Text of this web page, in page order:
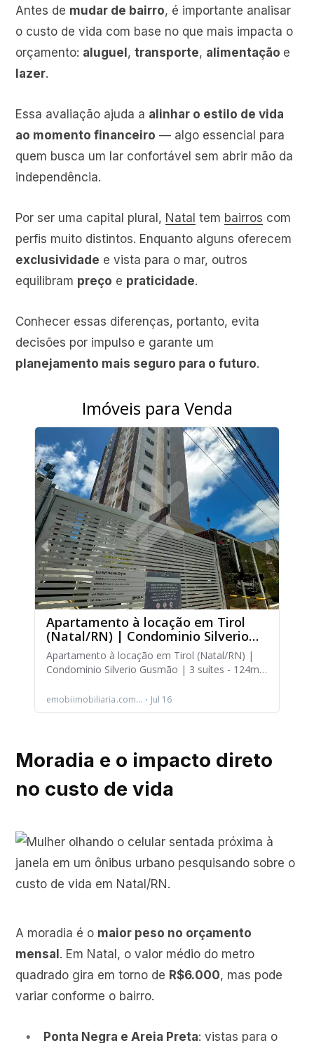
Antes de mudar de bairro, é importante analisar
o custo de vida com base no que mais impacta o
orçamento: aluguel, transporte, alimentação e
lazer.
Essa avaliação ajuda a alinhar o estilo de vida
ao momento financeiro — algo essencial para
quem busca um lar confortável sem abrir mão da
independência.
Por ser uma capital plural, Natal tem bairros com
perfis muito distintos. Enquanto alguns oferecem
exclusividade e vista para o mar, outros
equilibram preço e praticidade.
Conhecer essas diferenças, portanto, evita
decisões por impulso e garante um
planejamento mais seguro para o futuro.
Moradia e o impacto direto
no custo de vida
A moradia é o maior peso no orçamento
mensal . Em Natal, o valor médio do metro
quadrado gira em torno de R$6.000, mas pode
variar conforme o bairro.
Ponta Negra e Areia Preta: vistas para o